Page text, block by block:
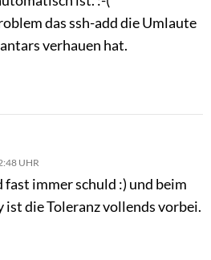
das ssh-add die Umlaute
verhauen hat.
UHR
fast immer schuld :) und beim
ist die Toleranz vollends vorbei.